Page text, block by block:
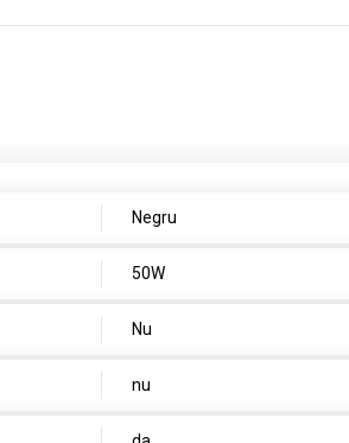
Negru
50W
Nu
nu